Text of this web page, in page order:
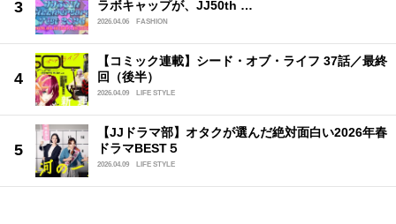
ラボキャップが、JJ50th …
2026.04.06 FASHION
【コミック連載】シード・オブ・ライフ 37話／最終
回（後半）
2026.04.09 LIFE STYLE
【JJドラマ部】オタクが選んだ絶対面白い2026年春
ドラマBEST５
2026.04.09 LIFE STYLE